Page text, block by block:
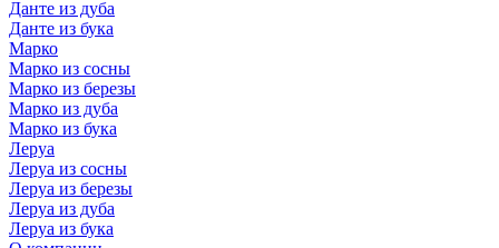
Данте из дуба
Данте из бука
Марко
Марко из сосны
Марко из березы
Марко из дуба
Марко из бука
Леруа
Леруа из сосны
Леруа из березы
Леруа из дуба
Леруа из бука